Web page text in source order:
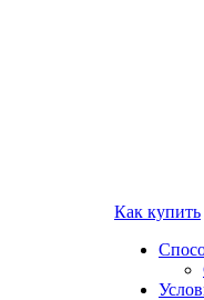
Как купить